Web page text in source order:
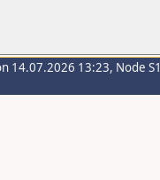
14.07.2026 13:23, Node S1